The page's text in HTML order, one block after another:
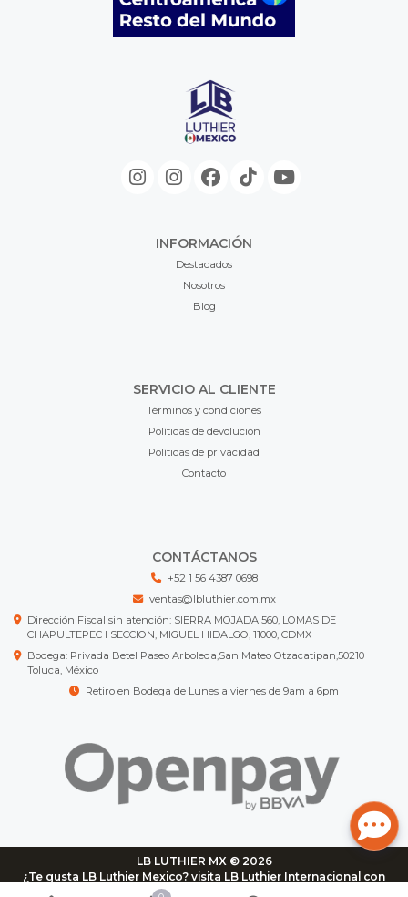
INFORMACIÓN
Destacados
Nosotros
Blog
SERVICIO AL CLIENTE
Términos y condiciones
Políticas de devolución
Políticas de privacidad
Contacto
CONTÁCTANOS
+52 1 56 4387 0698
ventas@lbluthier.com.mx
Dirección Fiscal sin atención: SIERRA MOJADA 560, LOMAS DE
CHAPULTEPEC I SECCION, MIGUEL HIDALGO, 11000, CDMX
Bodega: Privada Betel Paseo Arboleda,San Mateo Otzacatipan,50210
Toluca, México
Retiro en Bodega de Lunes a viernes de 9am a 6pm
LB LUTHIER MX © 2026
¿Te gusta LB Luthier Mexico? visita LB Luthier Internacional con
más de 3.000 productos disponibles